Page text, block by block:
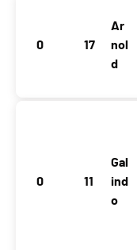
0 17
Ar
nol
d
0 11
Gal
ind
o